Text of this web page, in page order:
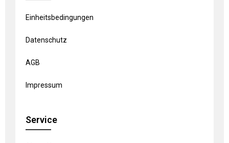
Einheitsbedingungen
Datenschutz
AGB
Impressum
Service